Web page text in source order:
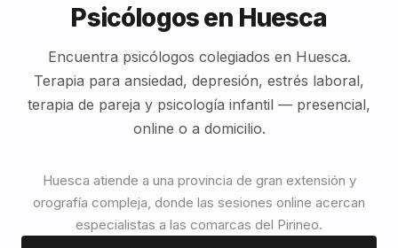
Psicólogos en Huesca
Encuentra psicólogos colegiados en Huesca.
Terapia para ansiedad, depresión, estrés laboral,
terapia de pareja y psicología infantil — presencial,
online o a domicilio.
Huesca atiende a una provincia de gran extensión y
orografía compleja, donde las sesiones online acercan
especialistas a las comarcas del Pirineo.